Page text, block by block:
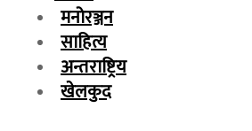
मनोरञ्जन
साहित्य
अन्तराष्ट्रिय
खेलकुद